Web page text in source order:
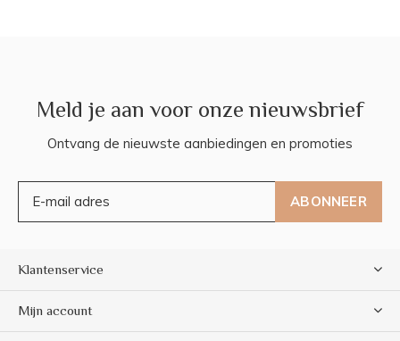
Meld je aan voor onze nieuwsbrief
Ontvang de nieuwste aanbiedingen en promoties
ABONNEER
Klantenservice
Mijn account